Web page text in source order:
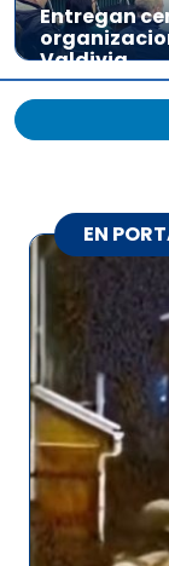
Entregan
Valdivia
EN